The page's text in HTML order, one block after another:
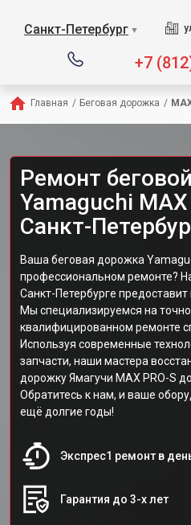
Санкт-Петербург ▼
+7
Главная / Беговая дорожка /
Ремонт
Yamaguchi MAX
Санкт-
Ваша беговая дорожка
профессиональном ремонте?
Санкт-Петербурге
Мы специализируемся на
квалифицированном ремонте
Используя современные
запчасти, наши мастера
дорожку Ямагучи MAX PRO-S
Обратитесь к нам, и ваше
ещё долгие годы!
Экспрес1 ремонт в
Гарантия до 3-х лет